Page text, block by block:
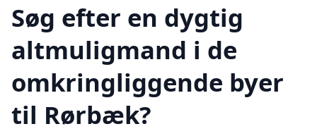
Søg efter en dygtig
altmuligmand i de
omkringliggende byer
til Rørbæk?